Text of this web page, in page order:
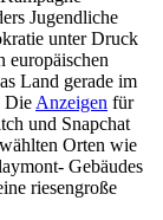
Jugendliche
unter Druck
europäischen
Land gerade im
Die Anzeigen für
und Snapchat
Orten wie
Gebäudes
riesengroße